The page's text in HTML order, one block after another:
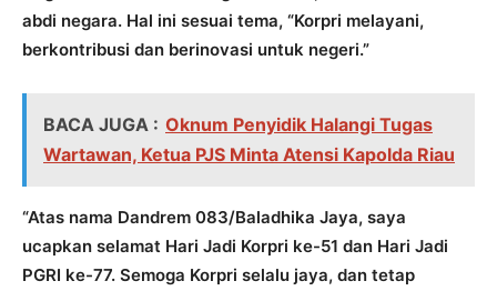
abdi negara. Hal ini sesuai tema, “Korpri melayani,
berkontribusi dan berinovasi untuk negeri.”
BACA JUGA : Oknum Penyidik Halangi Tugas
Wartawan, Ketua PJS Minta Atensi Kapolda Riau
“Atas nama Dandrem 083/Baladhika Jaya, saya
ucapkan selamat Hari Jadi Korpri ke-51 dan Hari Jadi
PGRI ke-77. Semoga Korpri selalu jaya, dan tetap